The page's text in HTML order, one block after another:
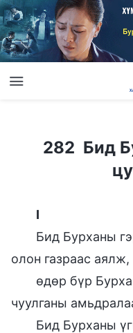
282 Бид Бурханы
282 Бид
I
Бид Бурханы
олон газраас аялж,
өдөр бүр
чуулганы
Бид Бурханы